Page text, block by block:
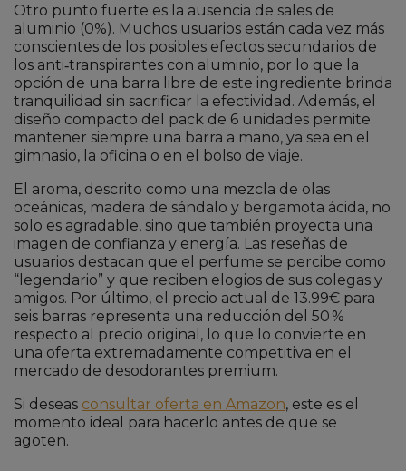
Otro punto fuerte es la ausencia de sales de
aluminio (0%). Muchos usuarios están cada vez más
conscientes de los posibles efectos secundarios de
los anti‑transpirantes con aluminio, por lo que la
opción de una barra libre de este ingrediente brinda
tranquilidad sin sacrificar la efectividad. Además, el
diseño compacto del pack de 6 unidades permite
mantener siempre una barra a mano, ya sea en el
gimnasio, la oficina o en el bolso de viaje.
El aroma, descrito como una mezcla de olas
oceánicas, madera de sándalo y bergamota ácida, no
solo es agradable, sino que también proyecta una
imagen de confianza y energía. Las reseñas de
usuarios destacan que el perfume se percibe como
“legendario” y que reciben elogios de sus colegas y
amigos. Por último, el precio actual de 13.99€ para
seis barras representa una reducción del 50 %
respecto al precio original, lo que lo convierte en
una oferta extremadamente competitiva en el
mercado de desodorantes premium.
Si deseas consultar oferta en Amazon, este es el
momento ideal para hacerlo antes de que se
agoten.